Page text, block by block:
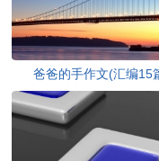
爸爸的手作文(汇编15